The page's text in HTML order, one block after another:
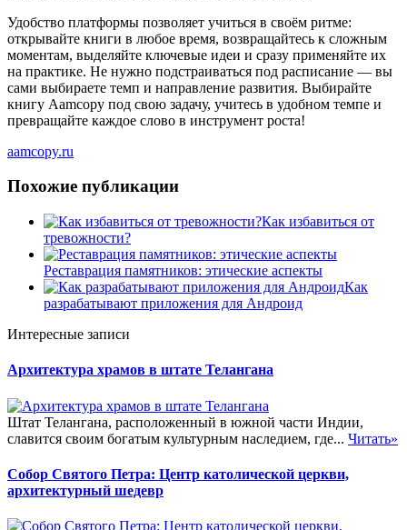
Удобство платформы позволяет учиться в своём ритме:
открывайте книги в любое время, возвращайтесь к сложным
моментам, выделяйте ключевые идеи и сразу применяйте их
на практике. Не нужно подстраиваться под расписание — вы
сами выбираете темп и направление развития. Выбирайте
книгу Aamcopy под свою задачу, учитесь в удобном темпе и
превращайте каждое слово в инструмент роста!
aamcopy.ru
Похожие публикации
Как избавиться от
тревожности?
Реставрация памятников: этические аспекты
Как
разрабатывают приложения для Андроид
Интересные записи
Архитектура храмов в штате Телангана
Штат Телангана, расположенный в южной части Индии,
славится своим богатым культурным наследием, где... Читать»
Собор Святого Петра: Центр католической церкви,
архитектурный шедевр